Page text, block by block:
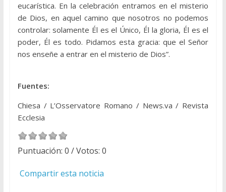
eucarística. En la celebración entramos en el misterio
de Dios, en aquel camino que nosotros no podemos
controlar: solamente Él es el Único, Él la gloria, Él es el
poder, Él es todo. Pidamos esta gracia: que el Señor
nos enseñe a entrar en el misterio de Dios”.
Fuentes:
Chiesa / L’Osservatore Romano / News.va / Revista
Ecclesia
Puntuación: 0 / Votos: 0
Compartir esta noticia